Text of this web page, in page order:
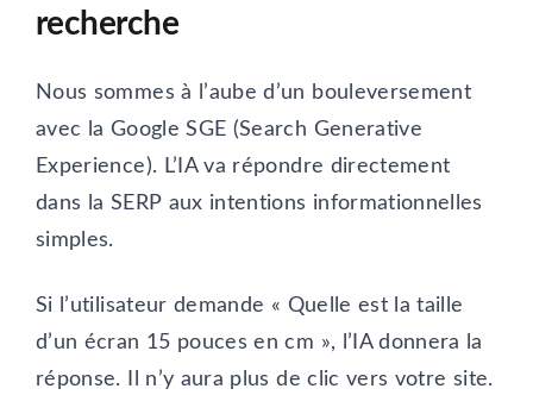
recherche
Nous sommes à l’aube d’un bouleversement
avec la Google SGE (Search Generative
Experience). L’IA va répondre directement
dans la SERP aux intentions informationnelles
simples.
Si l’utilisateur demande « Quelle est la taille
d’un écran 15 pouces en cm », l’IA donnera la
réponse. Il n’y aura plus de clic vers votre site.